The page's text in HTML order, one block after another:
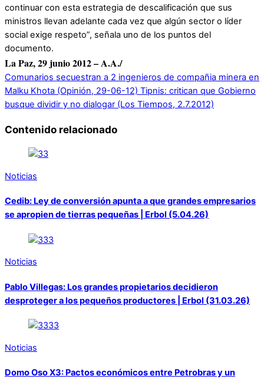
continuar con esta estrategia de descalificación que sus
ministros llevan adelante cada vez que algún sector o líder
social exige respeto”, señala uno de los puntos del
documento.
La Paz, 29 junio 2012 – A.A./
Comunarios secuestran a 2 ingenieros de compañia minera en
Malku Khota (Opinión, 29-06-12) Tipnis: critican que Gobierno
busque dividir y no dialogar (Los Tiempos, 2.7.2012)
Contenido relacionado
Noticias
Cedib: Ley de conversión apunta a que grandes empresarios
se apropien de tierras pequeñas | Erbol (5.04.26)
Noticias
Pablo Villegas: Los grandes propietarios decidieron
desproteger a los pequeños productores | Erbol (31.03.26)
Noticias
Domo Oso X3: Pactos económicos entre Petrobras y un